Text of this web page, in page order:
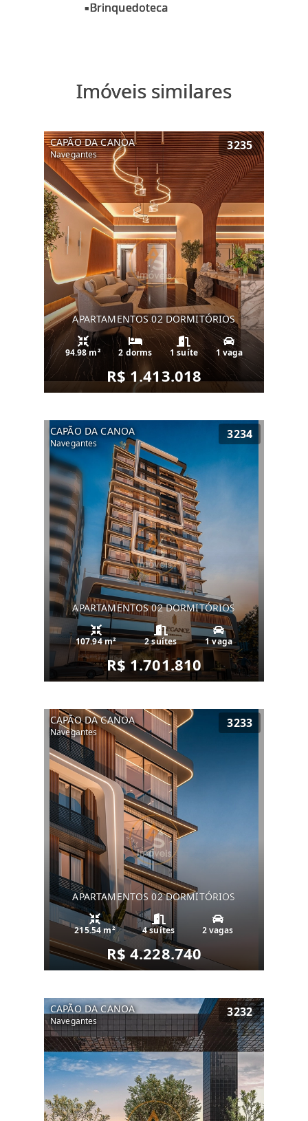
Imóveis similares
CAPÃO DA CANOA
Navegantes
3235
APARTAMENTOS 02 DORMITÓRIOS
94.98 m² 2 dorms 1 suíte 1 vaga
R$ 1.413.018
CAPÃO DA CANOA
Navegantes
3234
APARTAMENTOS 02 DORMITÓRIOS
107.94 m² 2 suítes 1 vaga
R$ 1.701.810
CAPÃO DA CANOA
Navegantes
3233
APARTAMENTOS 02 DORMITÓRIOS
215.54 m² 4 suítes 2 vagas
R$ 4.228.740
CAPÃO DA CANOA
Navegantes
3232